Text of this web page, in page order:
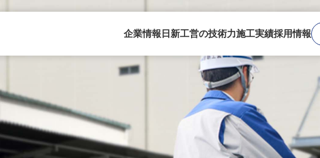
企業情報 日新工営の技術力施工実績採用情報